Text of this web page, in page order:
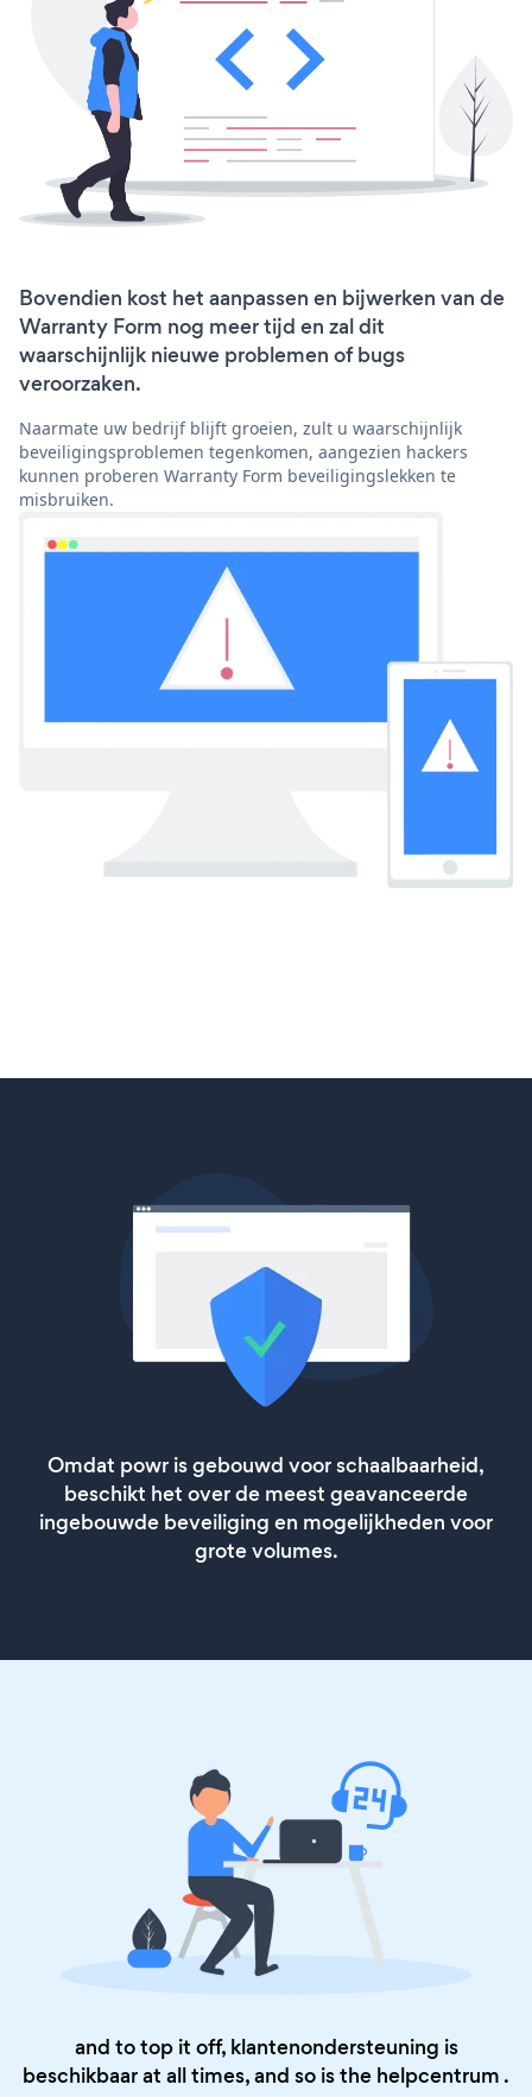
Bovendien kost het aanpassen en bijwerken van de
Warranty Form nog meer tijd en zal dit
waarschijnlijk nieuwe problemen of bugs
veroorzaken.
Naarmate uw bedrijf blijft groeien, zult u waarschijnlijk
beveiligingsproblemen tegenkomen, aangezien hackers
kunnen proberen Warranty Form beveiligingslekken te
misbruiken.
Omdat powr is gebouwd voor schaalbaarheid,
beschikt het over de meest geavanceerde
ingebouwde beveiliging en mogelijkheden voor
grote volumes.
and to top it off, klantenondersteuning is
beschikbaar at all times, and so is the helpcentrum .